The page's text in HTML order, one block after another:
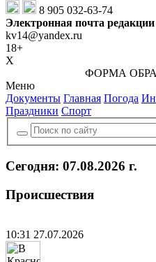
8 905 032-63-74
Электронная почта
kv14@yandex.ru
18+
X
ФОРМА
Меню
Документы Главная Погода
Праздники Спорт
Сегодня: 07.08.2026 г.
Происшествия
10:31 27.07.2026